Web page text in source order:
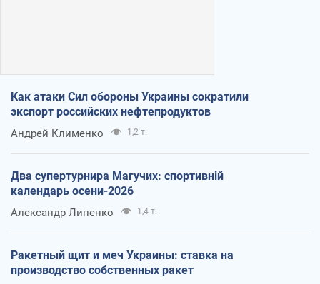
Как атаки Сил обороны Украины сократили
экспорт российских нефтепродуктов
Андрей Клименко 1,2 т.
Два супертурнира Магучих: спортивній
календарь осени-2026
Александр Липенко 1,4 т.
Ракетный щит и меч Украины: ставка на
производство собственных ракет